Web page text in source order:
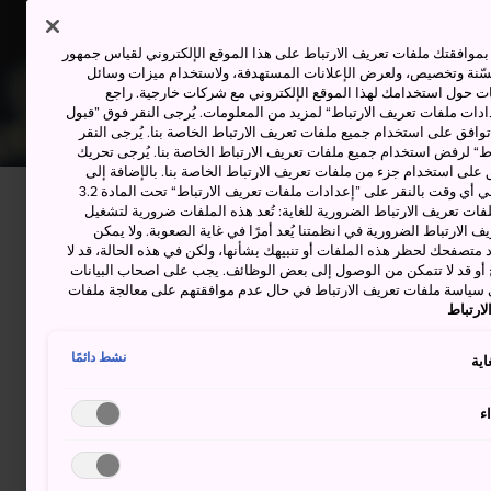
ملفات تعريف الارتباط على هذا الموقع الإلكتروني لقياس جمهور
وتخصيص، ولعرض الإعلانات المستهدفة، ولاستخدام ميزات وسائل
حول استخدامك لهذا الموقع الإلكتروني مع شركات خارجية. راجع
ملفات تعريف الارتباط“ لمزيد من المعلومات. يُرجى النقر فوق ”قبول
على استخدام جميع ملفات تعريف الارتباط الخاصة بنا. يُرجى النقر
لرفض استخدام جميع ملفات تعريف الارتباط الخاصة بنا. يُرجى تحريك
على استخدام جزء من ملفات تعريف الارتباط الخاصة بنا. بالإضافة إلى
ذلك، يمكنك تغيير موافقتك أو سحبها في أي وقت بالنقر على ”إعدادات ملفات تعريف الارتباط“ تحت المادة 3.2
تعريف الارتباط الضرورية للغاية: تُعد هذه الملفات ضرورية لتشغيل
الارتباط الضرورية في انظمتنا يُعد أمرًا في غاية الصعوبة. ولا يمكن
متصفحك لحظر هذه الملفات أو تنبيهك بشأنها، ولكن في هذه الحالة، قد لا
قد لا تتمكن من الوصول إلى بعض الوظائف. يجب على اصحاب البيانات
سياسة ملفات تعريف الارتباط في حال عدم موافقتهم على معالجة ملفات
نشط دائمًا